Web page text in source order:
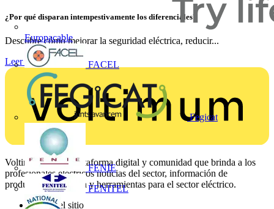
Europacable
FACEL
Fegicat
FENIE
FENITEL
¿Por qué disparan intempestivamente los diferenciales?
Descubre cómo mejorar la seguridad eléctrica, reducir...
Leer más
Voltimum es una plataforma digital y comunidad que brinda a los
profesionales eléctricos noticias del sector, información de
productos, formación y herramientas para el sector eléctrico.
Mapa del sitio